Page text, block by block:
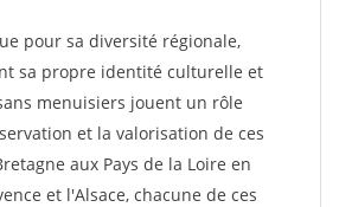
pour sa diversité régionale,
sa propre identité culturelle et
menuisiers jouent un rôle
et la valorisation de ces
aux Pays de la Loire en
et l'Alsace, chacune de ces